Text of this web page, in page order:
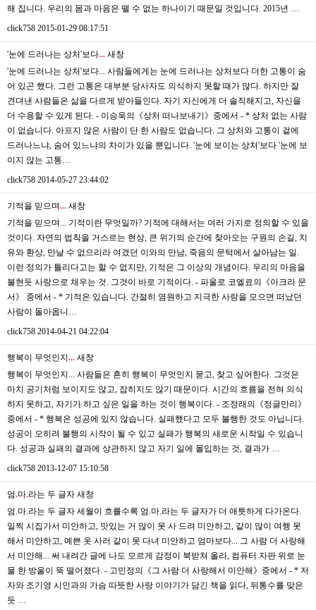
해 집니다. 우리의 몸과 마음은 뗄 수 없는 하나이기 때문일 것입니다. 2015년 …
click758 2015-01-29 08:17:51
'눈에 드러나는 상처'보다... 새창
'눈에 드러나는 상처'보다... 사람들에게는 눈에 드러나는 상처보다 더한 고통이 숨
어 있곤 했다. 그런 고통은 대부분 당사자도 의식하지 못할 때가 많다. 하지만 잘
견뎌낸 사람들은 삶을 다르게 받아들인다. 자기 자신에게 더 솔직해지고, 자신을
더 수용할 수 있게 된다. - 이승욱의《상처 떠나보내기》중에서 - * 상처 없는 사람
이 없습니다. 아프지 않은 사람이 단 한 사람도 없습니다. 그 상처와 고통이 겉에
드러나느냐, 숨어 있느냐의 차이가 있을 뿐입니다. '눈에 보이는 상처'보다 '눈에 보
이지 않는 고통…
click758 2014-05-27 23:44:02
기적을 믿으며... 새창
기적을 믿으며... 기적이란 무엇일까? 기적에 대해서는 여러 가지로 정의할 수 있을
것이다. 자연의 법칙을 거스르는 현상, 큰 위기의 순간에 찾아오는 구원의 손길, 치
유와 환상, 만날 수 없으리라 여겼던 이와의 만남, 죽음의 문턱에서 살아남는 일.
이런 정의가 틀리다고는 할 수 없지만, 기적은 그 이상의 개념이다. 우리의 마음을
불현듯 사랑으로 채우는 것. 그것이 바로 기적이다. - 파울로 코엘료의《아크라 문
서》 중에서 - * 기적은 있습니다. 간절히 염원하고 지극한 사랑을 모으면 떠났던
사람이 돌아옵니…
click758 2014-04-21 04:22:04
행복이 무엇인지 ... 새창
행복이 무엇인지... 사람들은 흔히 행복이 무엇인지 묻고, 찾고 싶어한다. 그것은
마치 공기처럼 보이지도 않고, 잡히지도 않기 때문이다. 시간의 흐름을 전혀 의식
하지 못하고, 자기가 하고 싶은 일을 하는 것이 행복이다. - 조정래의《정글만리》
중에서 - * 행복은 성공에 있지 않습니다. 실패했다고 모두 불행한 것도 아닙니다.
성공이 오히려 불행의 시작이 될 수 있고 실패가 행복의 새로운 시작일 수 있습니
다. 성공과 실패의 결과에 상관하지 않고 자기 일에 몰입하는 것, 결과가 …
click758 2013-12-07 15:10:58
엄.마.라는 두 글자 새창
엄.마.라는 두 글자 세월이 흐를수록 엄.마.라는 두 글자가 더 애틋하게 다가온다.
일찍 시집가서 미안하고, 맛있는 거 많이 못 사 드려 미안하고, 같이 많이 여행 못
해서 미안하고, 예쁜 옷 사러 같이 못 다녀 미안하고 엄마보다... 그 사람 더 사랑해
서 미안해... 써 내려간 글에 나도 모르게 감정이 북받쳐 올라, 컴퓨터 자판 위로 눈
물 한 방울이 뚝 떨어졌다. - 고민정의《그 사람 더 사랑해서 미안해》중에서 - * 저
자와 조기영 시인과의 가슴 따뜻한 사랑 이야기가 담긴 책을 읽다, 뒤통수를 맞은
듯 …